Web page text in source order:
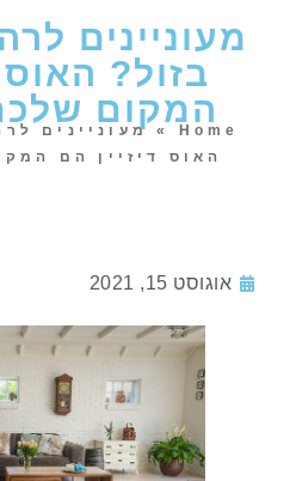
מעוניינים
בזול? האוס
המקום
Home
»
מעוניינים
האוס דיזיין הם
אוגוסט 15, 2021